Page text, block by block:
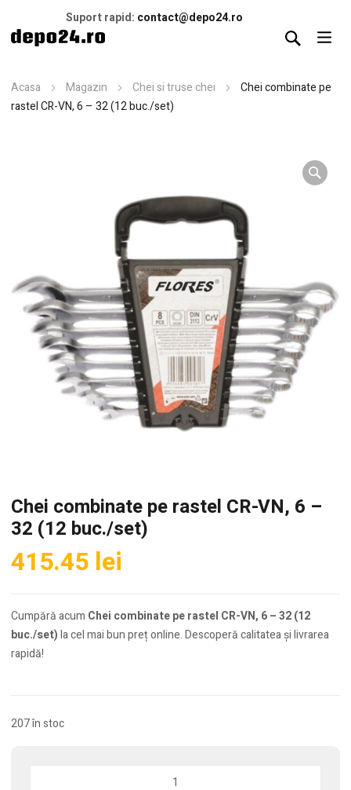
Suport rapid: contact@depo24.ro
Acasa Magazin Chei si truse chei
Chei combinate pe
rastel CR-VN, 6 – 32 (12 buc./set)
Chei combinate pe rastel CR-VN, 6 –
32 (12 buc./set)
415.45 lei
Cumpără acum Chei combinate pe rastel CR-VN, 6 – 32 (12
buc./set)la cel mai bun preț online. Descoperă calitatea și livrarea
rapidă!
207 în stoc